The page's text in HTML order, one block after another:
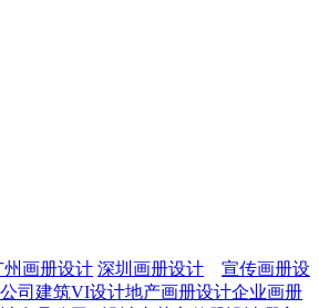
州画册设计 深圳画册设计
宣传画册设
司 建筑VI设计地产画册设计企业画册